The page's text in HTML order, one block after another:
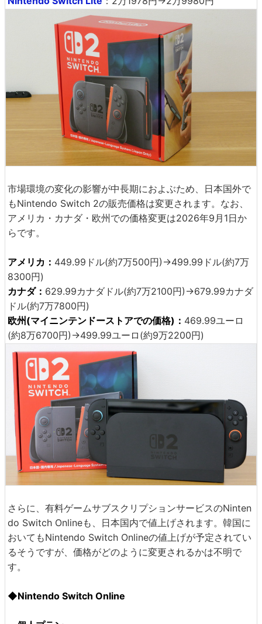
市場環境の変化の影響が中長期におよぶため、日本国外で
もNintendo Switch 2の販売価格は変更されます。なお、
アメリカ・カナダ・欧州での価格変更は2026年9月1日か
らです。
アメリカ： 449.99ドル(約7万500円)→499.99ドル(約7万
8300円)
カナダ： 629.99カナダドル(約7万2100円)→679.99カナダ
ドル(約7万7800円)
欧州(マイニンテンドーストアでの価格)： 469.99ユーロ
(約8万6700円)→499.99ユーロ(約9万2200円)
さらに、有料ゲームサブスクリプションサービスのNinten
do Switch Onlineも、日本国内で値上げされます。韓国に
おいてもNintendo Switch Onlineの値上げが予定されてい
るそうですが、価格がどのように変更されるかは不明で
す。
◆Nintendo Switch Online